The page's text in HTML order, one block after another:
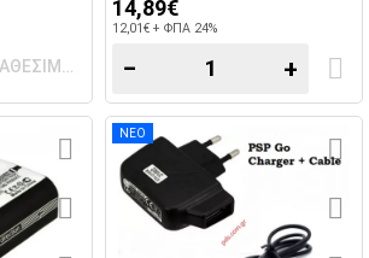
14,89€
12,01€ + ΦΠΑ 24%
− +
ΝΕΟ